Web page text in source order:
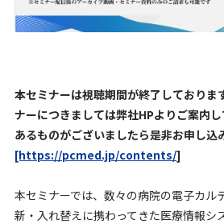
本セミナーは視聴期間が終了しておりま
ナーにつきましては弊社HPよりご案内
あるものがございましたら是非お申し込
[https://pcmed.jp/contents/]
本セミナーでは、数々の病院の電子カル
新・入れ替えに携わってきた医療情報シ